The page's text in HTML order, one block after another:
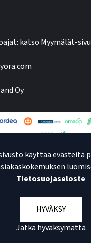
katso Myymälät-
Oy
käyttää evästeitä
Tietosuojaseloste
HYVÄKSY
Jatka hyväksymättä